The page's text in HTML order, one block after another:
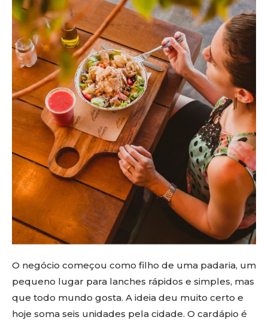
O negócio começou como filho de uma padaria, um
pequeno lugar para lanches rápidos e simples, mas
que todo mundo gosta. A ideia deu muito certo e
hoje soma seis unidades pela cidade. O cardápio é